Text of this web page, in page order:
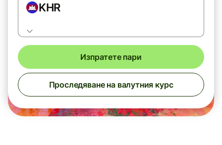
KHR
Изпратете пари
Проследяване на валутния курс